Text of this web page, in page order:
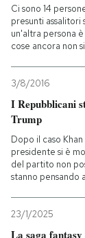
Ci sono 14
presunti assalitori
un'altra persona
cose ancora non
3/8/2016
I Repubblicani
Trump
Dopo il caso
presidente si è
del partito non
stanno pensando
23/1/2025
La saga